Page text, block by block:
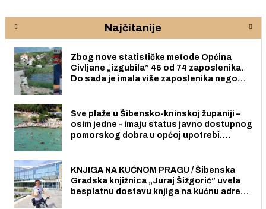
Najčitanije
Zbog nove statističke metode Općina
Civljane „izgubila” 46 od 74 zaposlenika.
Do sada je imala više zaposlenika nego
Sve plaže u Šibensko-kninskoj županiji –
osim jedne - imaju status javno dostupnog
pomorskog dobra u općoj upotrebi.
KNJIGA NA KUĆNOM PRAGU / Šibenska
Gradska knjižnica „Juraj Šižgorić” uvela
besplatnu dostavu knjiga na kućnu adresu